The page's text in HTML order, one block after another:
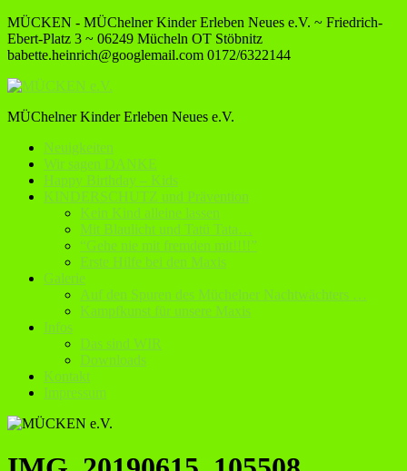
MÜCKEN - MÜChelner Kinder Erleben Neues e.V. ~ Friedrich-
Ebert-Platz 3 ~ 06249 Mücheln OT Stöbnitz
babette.heinrich@googlemail.com 0172/6322144
MÜChelner Kinder Erleben Neues e.V.
Neuigkeiten
Wir sagen DANKE
Happy Birthday – Kids
KINDERSCHUTZ und Prävention
Kein Kind alleine lassen
Mit Blaulicht und Tatü Tata…
“Gehe nie mit fremden mit!!!!”
Erste Hilfe bei den Maxis
Galerie
Auf den Spuren des Müchelner Nachtwächters …
Kampfkunst für unsere Maxis
Infos
Das sind WIR
Downloads
Kontakt
Impressum